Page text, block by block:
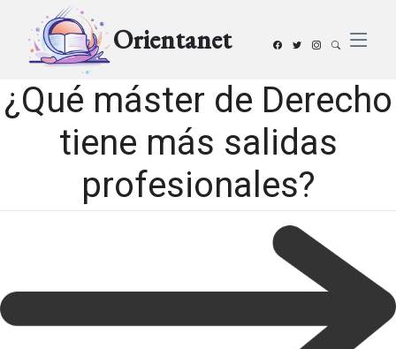
Orientanet
¿Qué máster de Derecho
tiene más salidas
profesionales?